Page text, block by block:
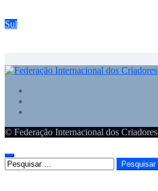
Sul
© Federação Internacional dos Criadores
Pesquisar
por: